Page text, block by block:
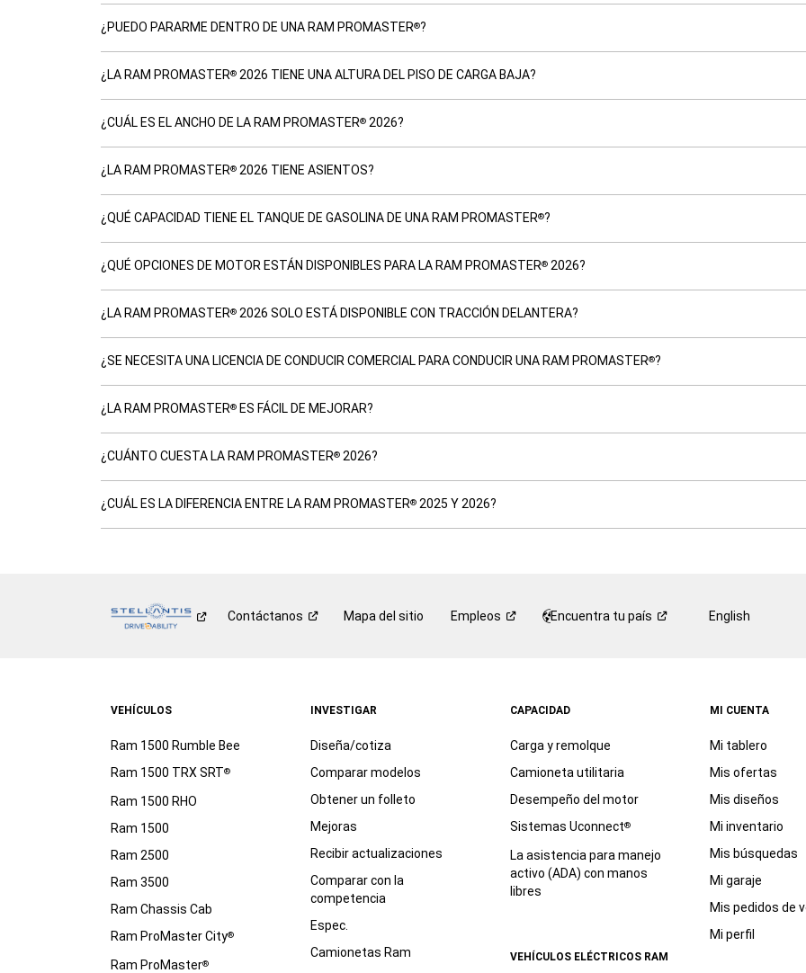
¿PUEDO PARARME DENTRO DE UNA RAM PROMASTER®?
¿LA RAM PROMASTER® 2026 TIENE UNA ALTURA DEL PISO DE CARGA BAJA?
¿CUÁL ES EL ANCHO DE LA RAM PROMASTER® 2026?
¿LA RAM PROMASTER® 2026 TIENE ASIENTOS?
¿QUÉ CAPACIDAD TIENE EL TANQUE DE GASOLINA DE UNA RAM PROMASTER®?
¿QUÉ OPCIONES DE MOTOR ESTÁN DISPONIBLES PARA LA RAM PROMASTER® 2026?
¿LA RAM PROMASTER® 2026 SOLO ESTÁ DISPONIBLE CON TRACCIÓN DELANTERA?
¿SE NECESITA UNA LICENCIA DE CONDUCIR COMERCIAL PARA CONDUCIR UNA RAM PROMASTER®?
¿LA RAM PROMASTER® ES FÁCIL DE MEJORAR?
¿CUÁNTO CUESTA LA RAM PROMASTER® 2026?
¿CUÁL ES LA DIFERENCIA ENTRE LA RAM PROMASTER® 2025 Y 2026?
Contáctanos Mapa del sitio Empleos Encuentra tu país English
VEHÍCULOS
Ram 1500 Rumble Bee
Ram 1500 TRX SRT®
Ram 1500 RHO
Ram 1500
Ram 2500
Ram 3500
Ram Chassis Cab
Ram ProMaster City®
Ram ProMaster®
INVESTIGAR
Diseña/cotiza
Comparar modelos
Obtener un folleto
Mejoras
Recibir actualizaciones
Comparar con la
competencia
Espec.
Camionetas Ram
CAPACIDAD
Carga y remolque
Camioneta utilitaria
Desempeño del motor
Sistemas Uconnect®
La asistencia para manejo
activo (ADA) con manos
libres
VEHÍCULOS ELÉCTRICOS RAM
MI CUENTA
Mi tablero
Mis ofertas
Mis diseños
Mi inventario
Mis búsquedas
Mi garaje
Mis pedidos de
Mi perfil